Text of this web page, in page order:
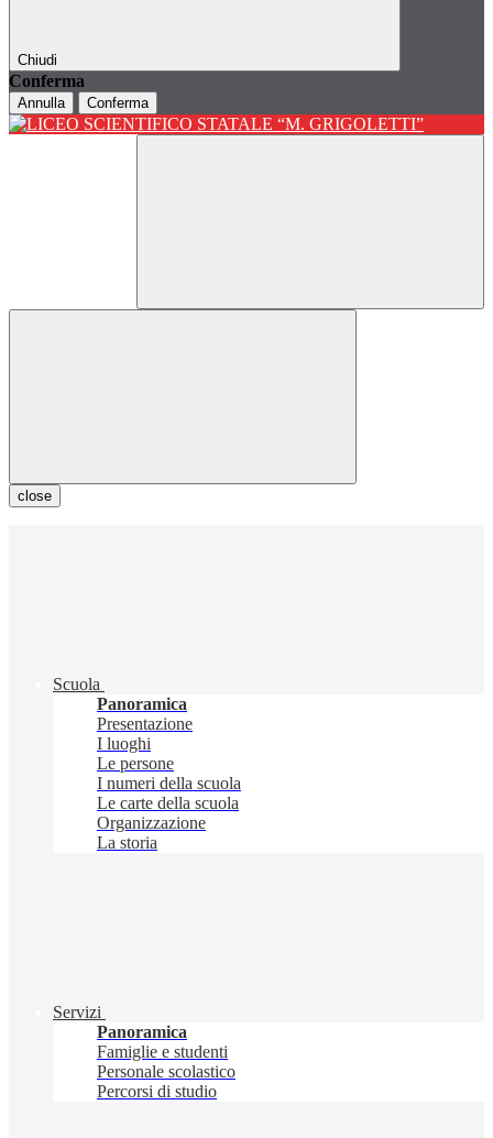
Chiudi
Conferma
Annulla Conferma
close
Scuola
Panoramica
Presentazione
I luoghi
Le persone
I numeri della scuola
Le carte della scuola
Organizzazione
La storia
Servizi
Panoramica
Famiglie e studenti
Personale scolastico
Percorsi di studio